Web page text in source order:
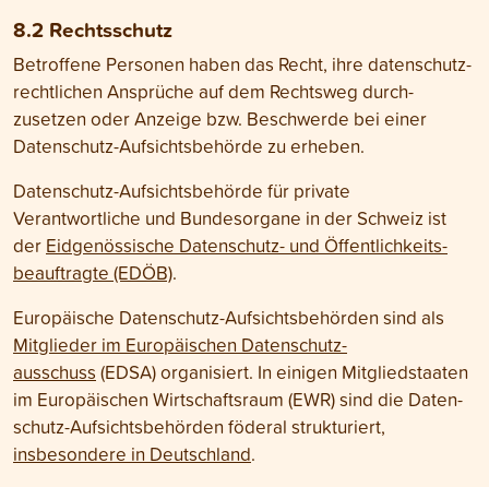
8.2 Rechtsschutz
Betroffene Personen haben das Recht, ihre daten­schutz­
rechtlichen Ansprüche auf dem Recht­sweg durch­
zusetzen oder Anzeige bzw. Beschwerde bei einer
Daten­schutz-Auf­sichts­behörde zu erheben.
Daten­schutz-Aufsichts­behörde für private
Verantwortliche und Bundes­organe in der Schweiz ist
der Eid­genössische Daten­schutz- und Öffentlich­keits­
beauftragte (EDÖB).
Europäische Daten­schutz-Aufsichts­behörden sind als
Mit­glieder im Euro­päischen Daten­schutz­
ausschuss (EDSA) organisiert. In einigen Mitglied­staaten
im Euro­päischen Wirtschafts­raum (EWR) sind die Daten­
schutz-Auf­sichts­behörden föderal strukturiert,
insbesondere in Deutsch­land.